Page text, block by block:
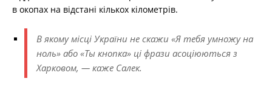
в окопах на відстані кількох кілометрів.
В якому місці України не скажи «Я тебя умножу на
ноль» або «Ты кнопка» ці фрази асоціюються з
Харковом, — каже Салек.